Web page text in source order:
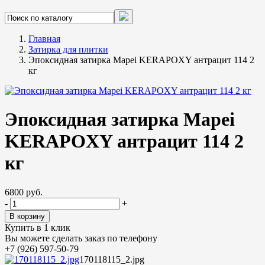
Главная
Затирка для плитки
Эпоксидная затирка Mapei KERAPOXY антрацит 114 2
кг
Эпоксидная затирка Mapei
KERAPOXY антрацит 114 2
кг
6800 руб.
-
+
Купить в 1 клик
Вы можете сделать заказ по телефону
+7 (926) 597-50-79
170118115_2.jpg